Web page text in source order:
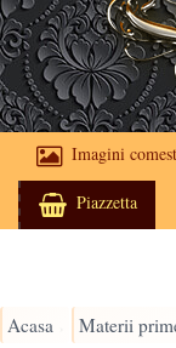
Imagini
Piazzetta
Acasa Materii